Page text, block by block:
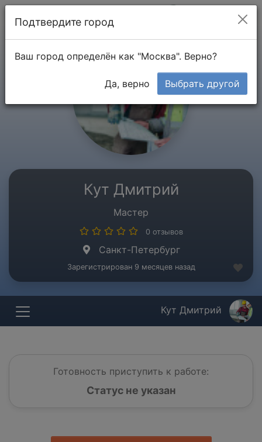
Кут Дмитрий
Мастер
0 отзывов
Санкт-Петербург
Зарегистрирован 9 месяцев назад
Кут Дмитрий
Готовность приступить к работе:
Статус не указан
Подтвердите город
Ваш город определён как "Москва". Верно?
Да, верно Выбрать другой